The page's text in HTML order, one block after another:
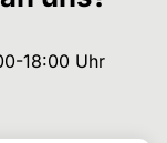
18:00 Uhr